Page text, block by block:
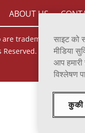
ABOUT US
are trademarks ofसाइट को
मीडिया
आप
विश्लेषण
कुकी